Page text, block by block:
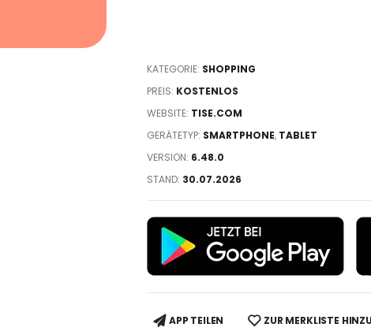
KATEGORIE: SHOPPING
PREIS: KOSTENLOS
WEBSITE: TISE.COM
GERÄTETYP: SMARTPHONE, TABLET
VERSION: 6.48.0
STAND: 30.07.2026
APP TEILEN ZUR MERKLISTE